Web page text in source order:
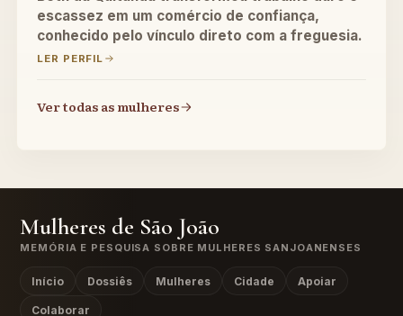
escassez em um comércio de confiança,
conhecido pelo vínculo direto com a freguesia.
LER PERFIL
Ver todas as mulheres
Mulheres de São João
MEMÓRIA E PESQUISA SOBRE MULHERES SANJOANENSES
Início Dossiês Mulheres Cidade Apoiar
Colaborar